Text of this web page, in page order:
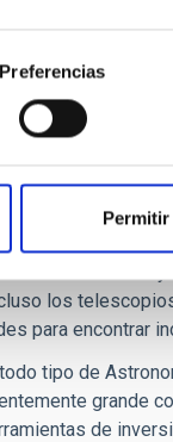
Preferencias
con la
Astronomía y, en
nos
vida pensando
hemos
explicaron que
otros lugares de
hay, al menos,
no es rara y
los
para encontrar
tipo de
grande
de